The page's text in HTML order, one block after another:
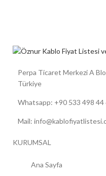
Perpa Ticaret Merkezi A
Türkiye
Whatsapp: +90 533 498 44
Mail:
KURUMSAL
Ana Sayfa